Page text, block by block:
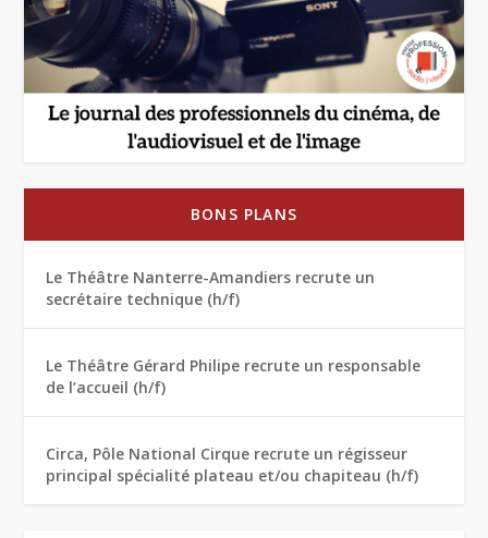
BONS PLANS
Le Théâtre Nanterre-Amandiers recrute un
secrétaire technique (h/f)
Le Théâtre Gérard Philipe recrute un responsable
de l’accueil (h/f)
Circa, Pôle National Cirque recrute un régisseur
principal spécialité plateau et/ou chapiteau (h/f)